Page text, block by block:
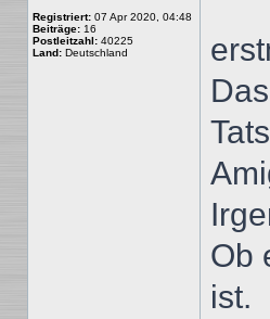
Registriert: 07 Apr 2020, 04:48
Beiträge: 16
Postleitzahl: 40225
Land: Deutschland
Ob
ist.